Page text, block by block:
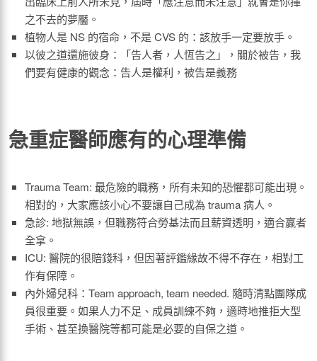
之不去的夢靨。
植物人是 NS 的宿命，不是 CVS 的：該放手一定要放手。
以彼之道還施彼身：「告人者，人恆告之」，關於被告，我
們要有健康的觀念：告人是權利，被告是義務
急重症醫師應有的心理準備
Trauma Team: 最危險的職務，所有未知的恐懼都可能出現。
相對的，大家應該小心不要讓自己成為 trauma 病人。
急診: 地獄無誤，但職務符合勞基法而且薪資透明，適合贏者
全拿。
ICU: 醫院的很賠錢科，但因著評鑑緣故不得不存在，相對工
作有保障。
內外婦兒科：Team approach, team needed. 隨時清點團隊成
員很重要。如果人力不足、成員訓練不夠，適時地推拒大型
手術、甚至換醫院等都可能是必要的自保之道。